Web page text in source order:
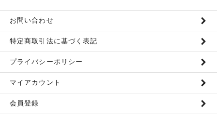
お問い合わせ
特定商取引法に基づく表記
プライバシーポリシー
マイアカウント
会員登録